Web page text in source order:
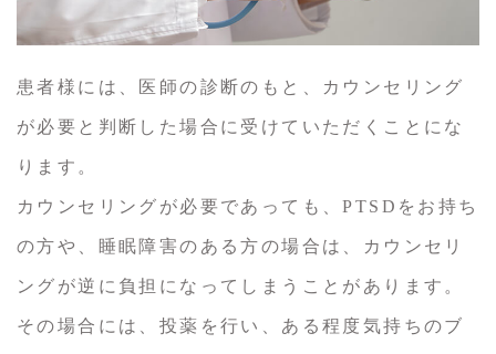
患者様には、医師の診断のもと、カウンセリング
が必要と判断した場合に受けていただくことにな
ります。
カウンセリングが必要であっても、PTSDをお持ち
の方や、睡眠障害のある方の場合は、カウンセリ
ングが逆に負担になってしまうことがあります。
その場合には、投薬を行い、ある程度気持ちのブ